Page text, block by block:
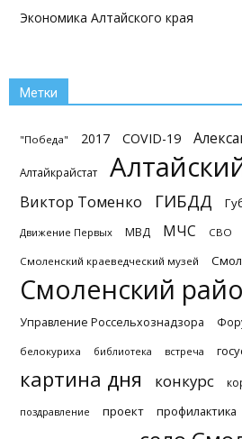
Экономика Алтайского края
Метки
"Победа" 2017 COVID-19
Алтайкрайстат
Виктор Томенко ГИБДД
Движение Первых МВД МЧС СВО
Смоленский краеведческий музей
Смоленский
Управление Россельхознадзора
белокуриха библиотека встреча
картина дня конкурс
поздравление проект профилактика